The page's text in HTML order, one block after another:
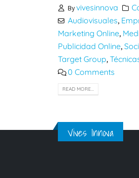
Byvivesinnova
Audiovisuales,
Marketing Online,
Publicidad Online,
Target Group,
0 Comments
READ MORE...
Vives Innova